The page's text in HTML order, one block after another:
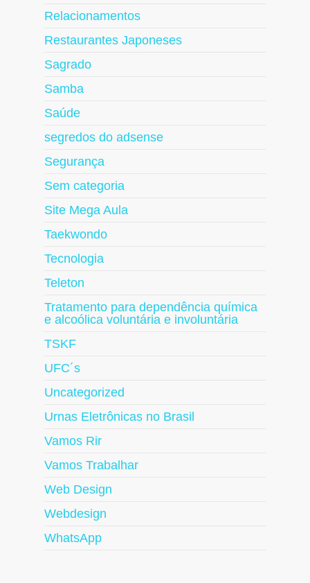
Relacionamentos
Restaurantes Japoneses
Sagrado
Samba
Saúde
segredos do adsense
Segurança
Sem categoria
Site Mega Aula
Taekwondo
Tecnologia
Teleton
Tratamento para dependência química
e alcoólica voluntária e involuntária
TSKF
UFC´s
Uncategorized
Urnas Eletrônicas no Brasil
Vamos Rir
Vamos Trabalhar
Web Design
Webdesign
WhatsApp